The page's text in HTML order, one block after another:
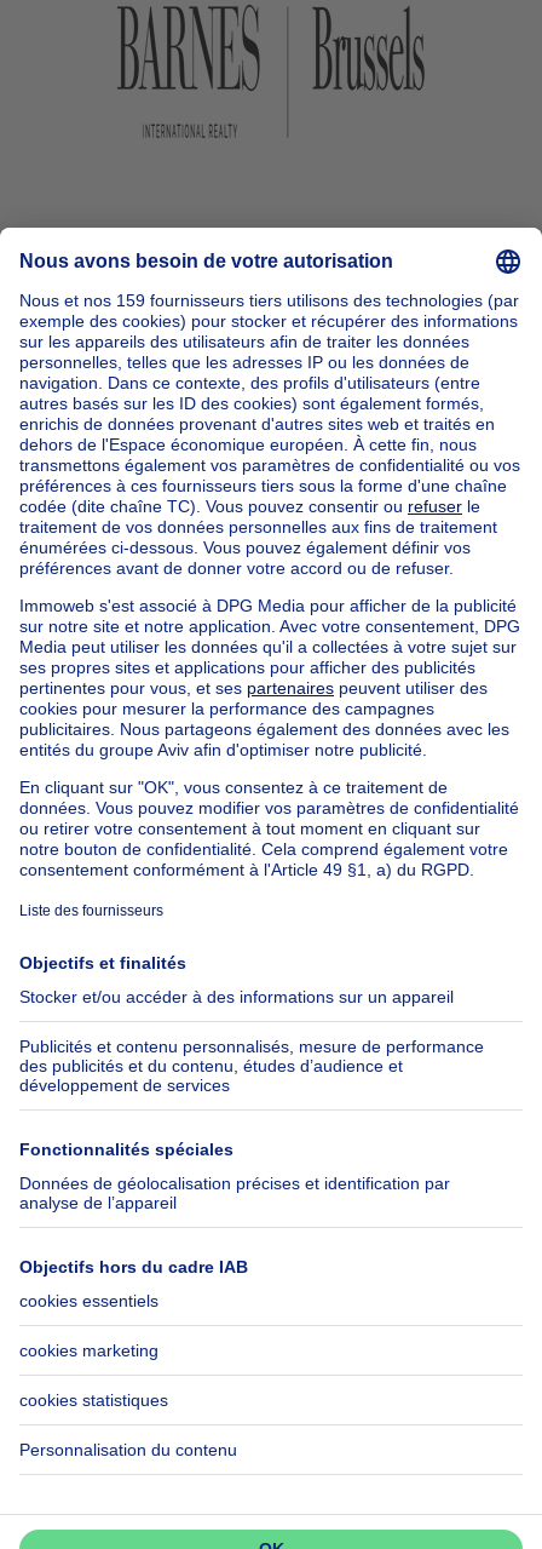
Accueil Belgique
Bruxelles (province)
Bruxelles (arrondissement)
Acheter votre immeuble à appartements à Uccle
Nos maisons hors de la Belgique
Maison à vendre France
Maison à vendre Espagne
Maison à vendre Italie
Maison à vendre Luxembourg
Maison à vendre Pays-bas
Nos biens pas chèrsMaison à vendre pas cher
Appartements à louer pas cher
Nos biens à louer avec chambres
Appartement à vendre avec 3 chambres
Maison à vendre avec 3 chambres
Appartement à louer avec 3 chambres
Maison à louer avec 3 chambres
Appartement à louer avec 3 chambres Bruxelles-ville
À propos
Immoweb
Presse
Emplois
Groupe Axel Springer
SeLoger.com
Immowelt.de
Outils
Belfius
Assurances
Check-list déménagement
Aide
FAQ
Accessibilité
Contactez-nous
Suivez-nous
LinkedIn
Immoweb SA © 2026 - Tous droits réservés
Conditions d'utilisation Gestion des cookies
Vie privée
Règles de fonctionnement et de classement